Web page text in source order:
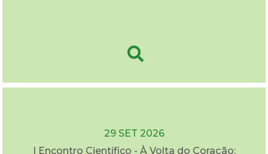
29 SET 2026
I Encontro Científico - À Volta do Coração: